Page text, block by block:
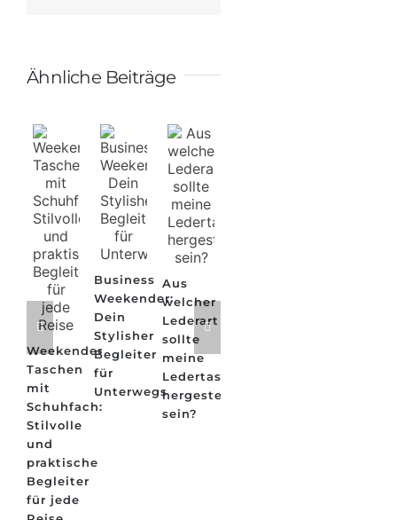
Ähnliche Beiträge
Weekender
Taschen
mit
Schuhfach:
Stilvolle
und
praktische
Begleiter
für jede
Business
Weekender:
Dein
Stylisher
Begleiter
für
Unterwegs
Aus
welcher
Lederart
sollte
meine
Ledertasche
hergestellt
sein?